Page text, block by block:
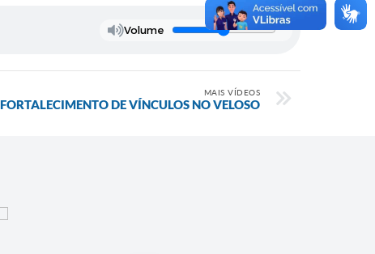
Volume
MAIS VÍDEOS
FORTALECIMENTO DE VÍNCULOS NO VELOSO